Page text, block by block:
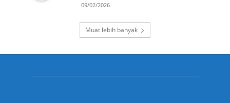
09/02/2026
Muat lebih banyak